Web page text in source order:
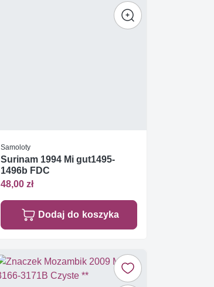
Samoloty
Surinam 1994 Mi gut1495-
1496b FDC
48,00 zł
Dodaj do koszyka